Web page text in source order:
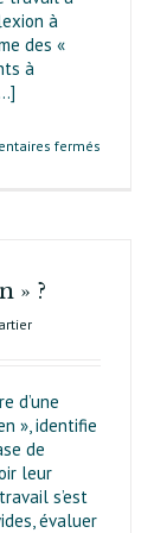
à
des «
à
fermés
» ?
d’une
», identifie
de
leur
s’est
évaluer